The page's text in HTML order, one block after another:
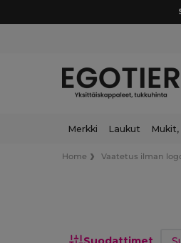
Merkki Laukut
Home Vaatetus ilman